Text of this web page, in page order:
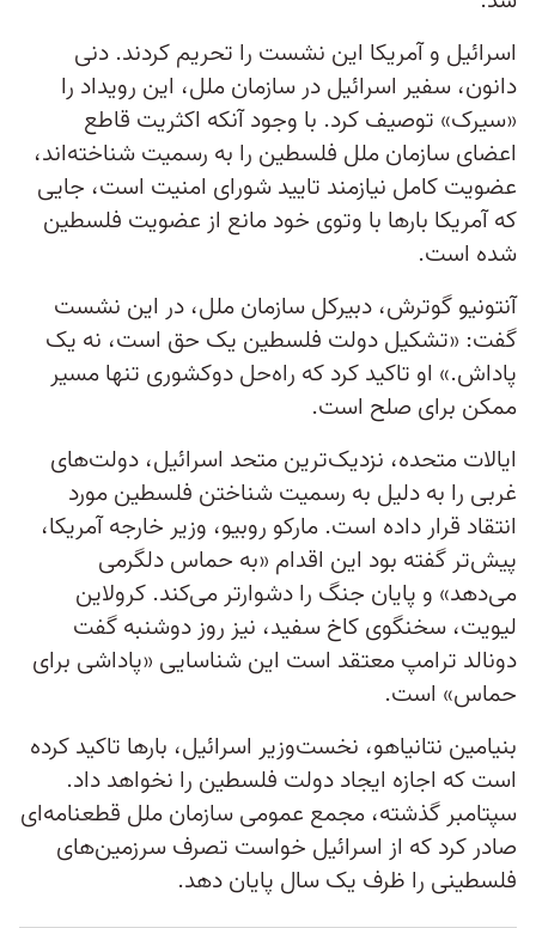
اسرائیل و آمریکا این نشست را تحریم کردند. دنی
دانون، سفیر اسرائیل در سازمان ملل، این رویداد را
«سیرک» توصیف کرد. با وجود آنکه اکثریت قاطع
اعضای سازمان ملل فلسطین را به رسمیت شناخته‌اند،
عضویت کامل نیازمند تایید شورای امنیت است، جایی
که آمریکا بارها با وتوی خود مانع از عضویت فلسطین
شده است.
آنتونیو گوترش، دبیرکل سازمان ملل، در این نشست
گفت: «تشکیل دولت فلسطین یک حق است، نه یک
پاداش.» او تاکید کرد که راه‌حل دوکشوری تنها مسیر
ممکن برای صلح است.
ایالات متحده، نزدیک‌ترین متحد اسرائیل، دولت‌های
غربی را به دلیل به رسمیت شناختن فلسطین مورد
انتقاد قرار داده است. مارکو روبیو، وزیر خارجه آمریکا،
پیش‌تر گفته بود این اقدام «به حماس دلگرمی
می‌دهد» و پایان جنگ را دشوارتر می‌کند. کرولاین
لیویت، سخنگوی کاخ سفید، نیز روز دوشنبه گفت
دونالد ترامپ معتقد است این شناسایی «پاداشی برای
حماس» است.
بنیامین نتانیاهو، نخست‌وزیر اسرائیل، بارها تاکید کرده
است که اجازه ایجاد دولت فلسطین را نخواهد داد.
سپتامبر گذشته، مجمع عمومی سازمان ملل قطعنامه‌ای
صادر کرد که از اسرائیل خواست تصرف سرزمین‌های
فلسطینی را ظرف یک سال پایان دهد.